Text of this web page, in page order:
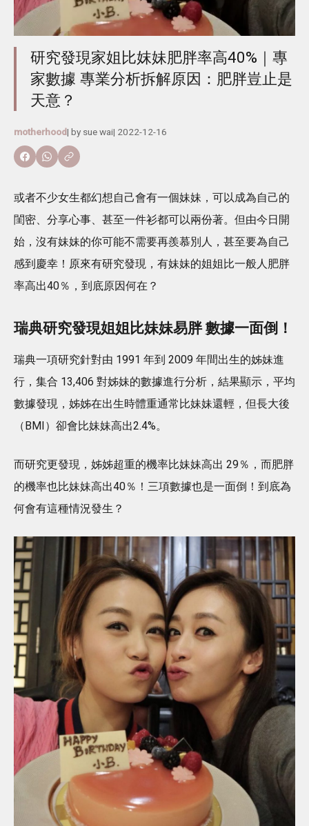
研究發現家姐比妺妹肥胖率高40%｜專
家數據 專業分析拆解原因：肥胖豈止是
天意？
motherhood| by sue wai| 2022-12-16
或者不少女生都幻想自己會有一個妹妹，可以成為自己的
閨密、分享心事、甚至一件衫都可以兩份著。但由今日開
始，沒有妹妹的你可能不需要再羨慕別人，甚至要為自己
感到慶幸！原來有研究發現，有妹妹的姐姐比一般人肥胖
率高出40％，到底原因何在？
瑞典研究發現姐姐比妹妹易胖 數據一面倒！
瑞典一項研究針對由 1991 年到 2009 年間出生的姊妹進
行，集合 13,406 對姊妹的數據進行分析，結果顯示，平均
數據發現，姊姊在出生時體重通常比妹妹還輕，但長大後
（BMI）卻會比妹妹高出2.4%。
而研究更發現，姊姊超重的機率比妹妹高出 29％，而肥胖
的機率也比妹妹高出40％！三項數據也是一面倒！到底為
何會有這種情況發生？